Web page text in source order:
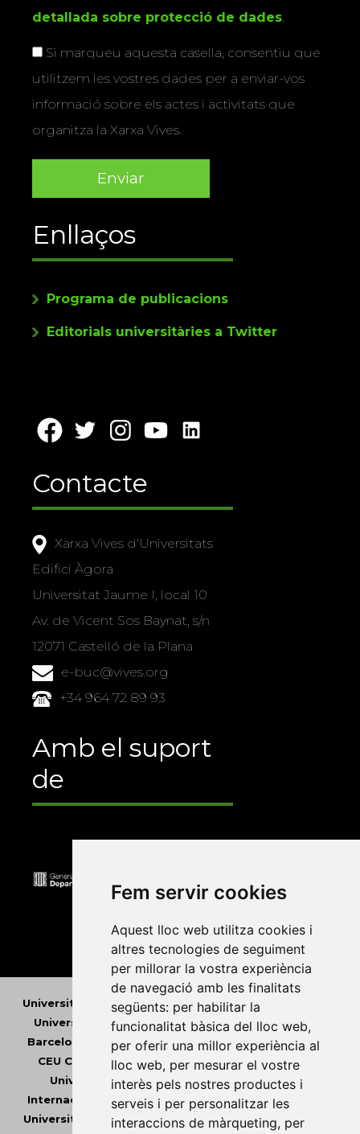
Fem servir cookies
Aquest lloc web utilitza cookies i
altres tecnologies de seguiment
per millorar la vostra experiència
de navegació amb les finalitats
següents: per habilitar la
funcionalitat bàsica del lloc web,
per oferir una millor experiència al
lloc web, per mesurar el vostre
interès pels nostres productes i
serveis i per personalitzar les
interaccions de màrqueting, per
detallada sobre protecció de dades
Si marqueu aquesta casella, consentiu que
utilitzem les vostres dades per a enviar-vos
informació sobre els actes i activitats que
organitza la Xarxa Vives.
Enllaços
Programa de publicacions
Editorials universitàries a Twitter
Contacte
Xarxa Vives d'Universitats
Edifici Àgora
Universitat Jaume I, local 10
Av. de Vicent Sos Baynat, s/n
12071 Castelló de la Plana
e-buc@vives.org
+34 964 72 89 93
Amb el suport
de
Universitat Abat Oliba CEU•Universitat d'Alacant
Universitat d'Andorra•Universitat Autònoma de
Barcelona
Universitat de Barcelona•Universitat
CEU Cardenal Herrera
•Universitat de Girona
Universitat de les Illes Balears•Universitat
Internacional de Catalunya •Universitat Jaume I
Universitat de Lleida•Universitat Miguel Hernández